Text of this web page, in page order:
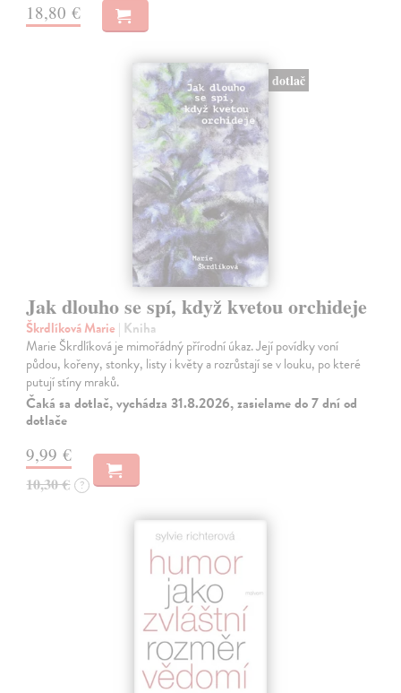
18,80 €
dotlač
Jak dlouho se spí, když kvetou orchideje
Škrdlíková Marie | Kniha
Marie Škrdlíková je mimořádný přírodní úkaz. Její povídky voní
půdou, kořeny, stonky, listy i květy a rozrůstají se v louku, po které
putují stíny mraků.
Čaká sa dotlač, vychádza 31.8.2026, zasielame do 7 dní od
dotlače
9,99 €
10,30 € ?